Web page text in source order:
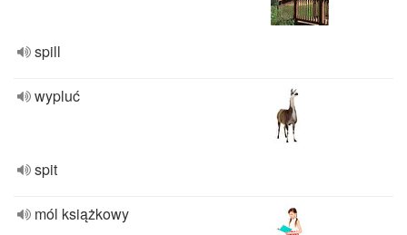
spill
wypluć
spit
mól książkowy